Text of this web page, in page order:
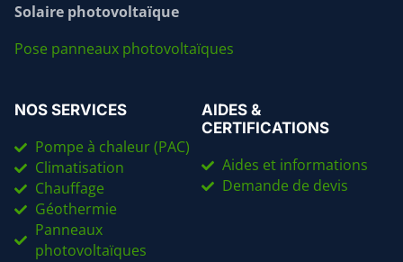
Solaire photovoltaïque
Pose panneaux photovoltaïques
NOS SERVICES
Pompe à chaleur (PAC)
Climatisation
Chauffage
Géothermie
Panneaux
photovoltaïques
AIDES &
CERTIFICATIONS
Aides et informations
Demande de devis